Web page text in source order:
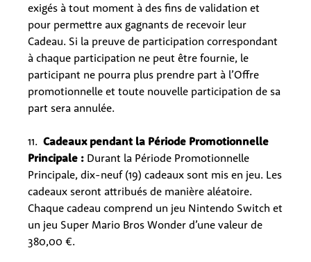
exigés à tout moment à des fins de validation et
pour permettre aux gagnants de recevoir leur
Cadeau. Si la preuve de participation correspondant
à chaque participation ne peut être fournie, le
participant ne pourra plus prendre part à l’Offre
promotionnelle et toute nouvelle participation de sa
part sera annulée.
11. Cadeaux pendant la Période Promotionnelle
Principale : Durant la Période Promotionnelle
Principale, dix-neuf (19) cadeaux sont mis en jeu. Les
cadeaux seront attribués de manière aléatoire.
Chaque cadeau comprend un jeu Nintendo Switch et
un jeu Super Mario Bros Wonder d’une valeur de
380,00 €.